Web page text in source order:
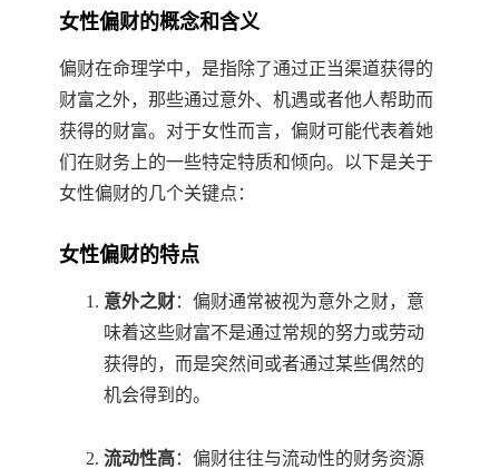
女性偏财的概念和含义
偏财在命理学中，是指除了通过正当渠道获得的
财富之外，那些通过意外、机遇或者他人帮助而
获得的财富。对于女性而言，偏财可能代表着她
们在财务上的一些特定特质和倾向。以下是关于
女性偏财的几个关键点：
女性偏财的特点
意外之财：偏财通常被视为意外之财，意
味着这些财富不是通过常规的努力或劳动
获得的，而是突然间或者通过某些偶然的
机会得到的。
流动性高：偏财往往与流动性的财务资源